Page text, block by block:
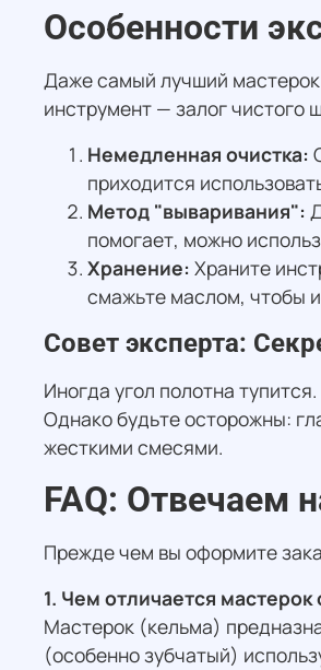
Особенности
Даже самый лучший мастерок
инструмент — залог чистого
Немедленная очистка:
приходится
Метод "вываривания":
помогает, можно
Хранение: Храните
смажьте маслом, чтобы
Совет эксперта:
Иногда угол полотна
Однако будьте осторожны:
жесткими смесями.
FAQ: Отвечаем
Прежде чем вы оформите
1. Чем отличается мастерок
Мастерок (кельма)
(особенно зубчатый)